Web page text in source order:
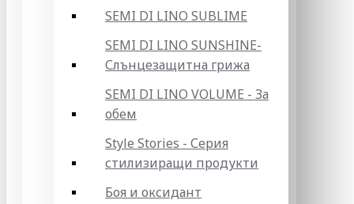
SEMI DI LINO SUBLIME
SEMI DI LINO SUNSHINE-
Слънцезащитна грижа
SEMI DI LINO VOLUME - За
обем
Style Stories - Серия
стилизиращи продукти
Боя и оксидант